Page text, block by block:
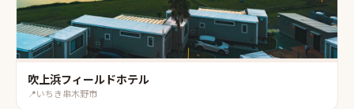
吹上浜フィールドホテル
📍いちき串木野市